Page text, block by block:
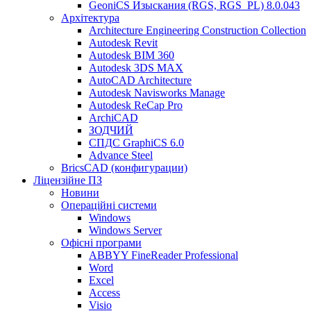
GeoniCS Изыскания (RGS, RGS_PL) 8.0.043
Архітектура
Architecture Engineering Construction Collection
Autodesk Revit
Autodesk BIM 360
Autodesk 3DS MAX
AutoCAD Architecture
Autodesk Navisworks Manage
Autodesk ReCap Pro
ArchiCAD
ЗОДЧИЙ
СПДС GraphiCS 6.0
Advance Steel
BricsCAD (конфигурации)
Ліцензійне ПЗ
Новини
Операційні системи
Windows
Windows Server
Офісні програми
ABBYY FineReader Professional
Word
Excel
Access
Visio